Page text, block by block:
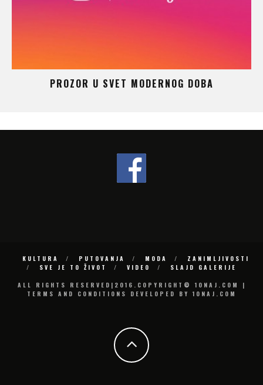
PROZOR U SVET MODERNOG DOBA
KULTURA PUTOVANJA MODA
ZANIMLJIVOSTI
SVE JE TO ŽIVOT
VIDEO
SLAJD GALERIJE
ALL RIGHTS RESERVED|2016.COPYRIGHT© 10NAJ.COM |
TERMS AND CONDITIONS DEVELOPED BY 10NAJ.COM